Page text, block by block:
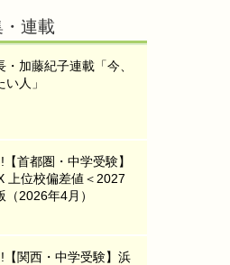
連載
・加藤紀子連載「今、
人」
【首都圏・中学受験】
上位校偏差値＜2027
（2026年4月）
【関西・中学受験】浜